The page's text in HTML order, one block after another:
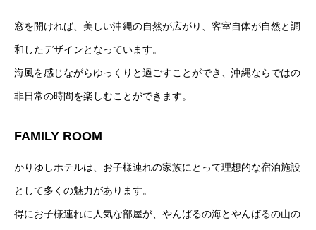
窓を開ければ、美しい沖縄の自然が広がり、客室自体が自然と調
和したデザインとなっています。
海風を感じながらゆっくりと過ごすことができ、沖縄ならではの
非日常の時間を楽しむことができます。
FAMILY ROOM
かりゆしホテルは、お子様連れの家族にとって理想的な宿泊施設
として多くの魅力があります。
得にお子様連れに人気な部屋が、やんばるの海とやんばるの山の